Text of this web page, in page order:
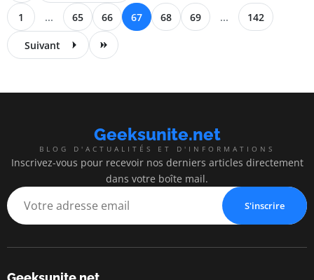
1 ... 65 66 67 68 69 ... 142
Suivant
Geeksunite.net
BLOG D'ACTUALITÉS ET D'INFORMATIONS
Inscrivez-vous pour recevoir nos derniers articles directement
dans votre boîte mail.
S'inscrire